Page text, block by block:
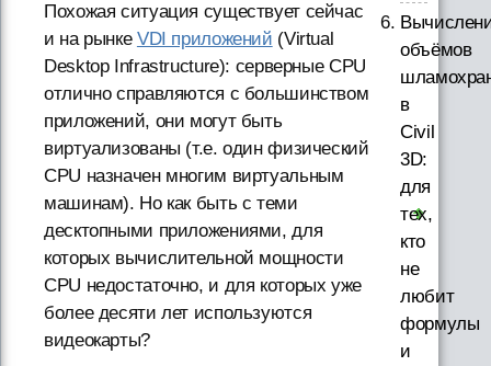
Похожая ситуация существует сейчас
и на рынке VDI приложений (Virtual
Desktop Infrastructure): серверные CPU
отлично справляются с большинством
приложений, они могут быть
виртуализованы (т.е. один физический
CPU назначен многим виртуальным
машинам). Но как быть с теми
десктопными приложениями, для
которых вычислительной мощности
CPU недостаточно, и для которых уже
более десяти лет используются
видеокарты?
объёмов
в
Civil
3D:
для
тех,
кто
не
любит
формулы
и